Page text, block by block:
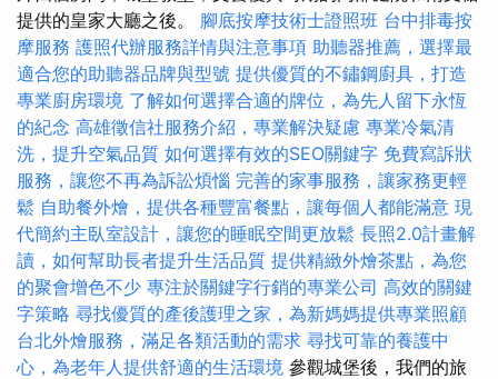
提供的皇家大廳之後。 腳底按摩技術士證照班 台中排毒按
摩服務 護照代辦服務詳情與注意事項 助聽器推薦，選擇最
適合您的助聽器品牌與型號 提供優質的不鏽鋼廚具，打造
專業廚房環境 了解如何選擇合適的牌位，為先人留下永恆
的紀念 高雄徵信社服務介紹，專業解決疑慮 專業冷氣清
洗，提升空氣品質 如何選擇有效的SEO關鍵字 免費寫訴狀
服務，讓您不再為訴訟煩惱 完善的家事服務，讓家務更輕
鬆 自助餐外燴，提供各種豐富餐點，讓每個人都能滿意 現
代簡約主臥室設計，讓您的睡眠空間更放鬆 長照2.0計畫解
讀，如何幫助長者提升生活品質 提供精緻外燴茶點，為您
的聚會增色不少 專注於關鍵字行銷的專業公司 高效的關鍵
字策略 尋找優質的產後護理之家，為新媽媽提供專業照顧
台北外燴服務，滿足各類活動的需求 尋找可靠的養護中
心，為老年人提供舒適的生活環境 參觀城堡後，我們的旅